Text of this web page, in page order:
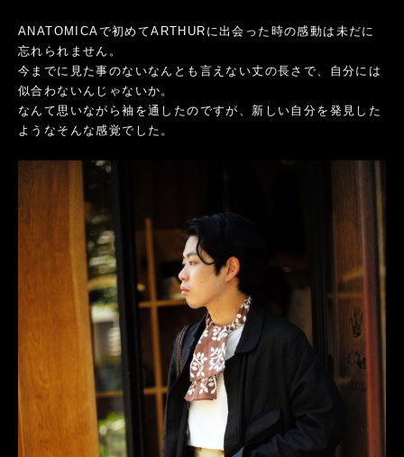
ANATOMICAで初めてARTHURに出会った時の感動は未だに
忘れられません。
今までに見た事のないなんとも言えない丈の長さで、自分には
似合わないんじゃないか。
なんて思いながら袖を通したのですが、新しい自分を発見した
ようなそんな感覚でした。